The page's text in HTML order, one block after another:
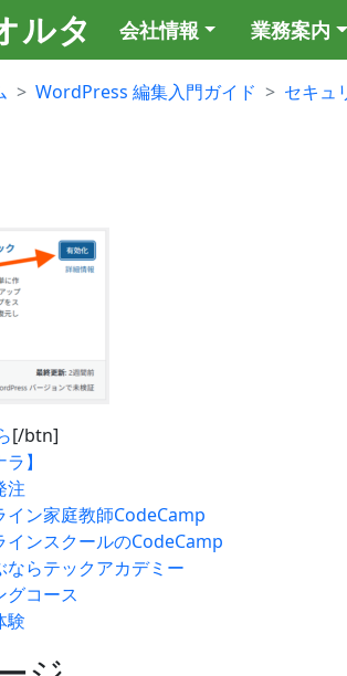
ルタ 会社情報 業務案内
WordPress 編集入門ガイド セキュ
[/btn]
】
注
ン家庭教師CodeCamp
インスクールのCodeCamp
らテックアカデミー
グコース
験